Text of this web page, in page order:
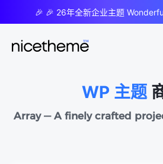
🎉 🎉 26年全新企业主题
WP 主题
Array — A finely crafted